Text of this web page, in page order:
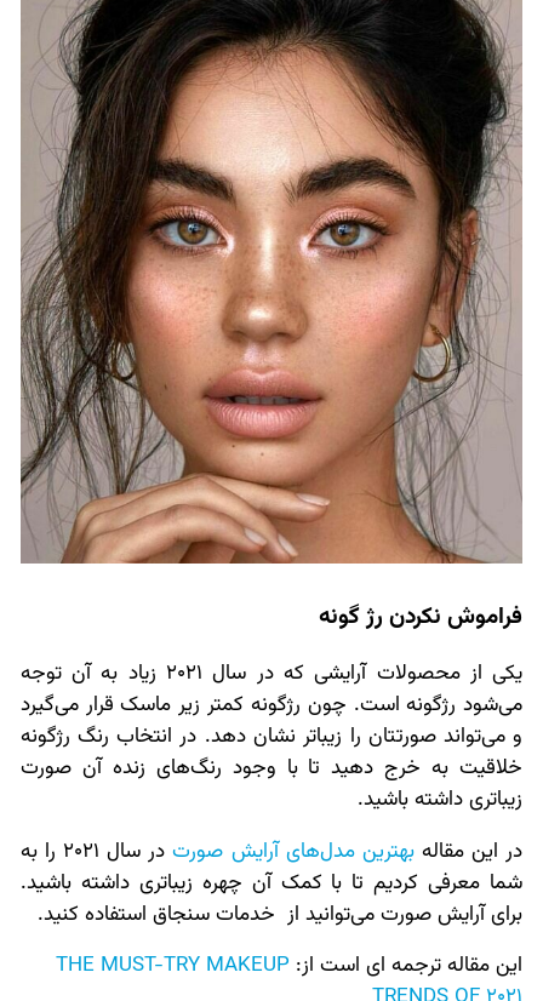
فراموش نکردن رژ گونه
یکی از محصولات آرایشی که در سال 2021 زیاد به آن توجه
می‌شود رژگونه است. چون رژگونه کمتر زیر ماسک قرار می‌گیرد
و می‌تواند صورتتان را زیباتر نشان دهد. در انتخاب رنگ رژگونه
خلاقیت به خرج دهید تا با وجود رنگ‌های زنده آن صورت
زیباتری داشته باشید.
در این مقالهبهترین مدل‌های آرایش صورت
در سال 2021 را به
شما معرفی کردیم تا با کمک آن چهره زیباتری داشته باشید.
برای آرایش صورت می‌توانید از خدمات سنجاق استفاده کنید.
این مقاله ترجمه ای است از: THE MUST-TRY MAKEUP